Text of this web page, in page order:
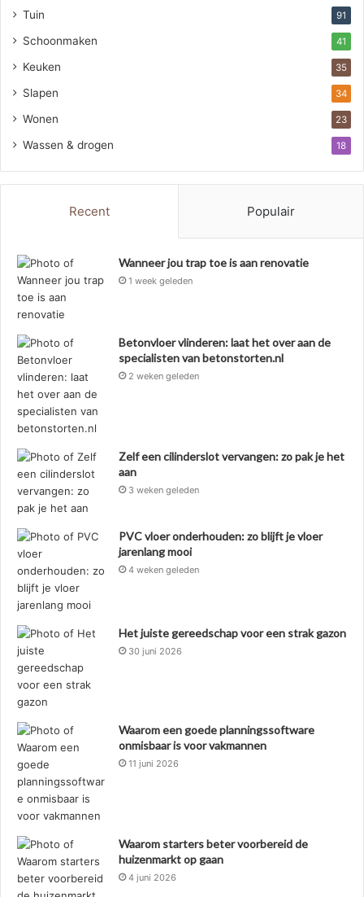
Tuin 91
Schoonmaken 41
Keuken 35
Slapen 34
Wonen 23
Wassen & drogen 18
Recent Populair
Wanneer jou trap toe is aan renovatie
1 week geleden
Betonvloer vlinderen: laat het over aan de
specialisten van betonstorten.nl
2 weken geleden
Zelf een cilinderslot vervangen: zo pak je het
aan
3 weken geleden
PVC vloer onderhouden: zo blijft je vloer
jarenlang mooi
4 weken geleden
Het juiste gereedschap voor een strak gazon
30 juni 2026
Waarom een goede planningssoftware
onmisbaar is voor vakmannen
11 juni 2026
Waarom starters beter voorbereid de
huizenmarkt op gaan
4 juni 2026